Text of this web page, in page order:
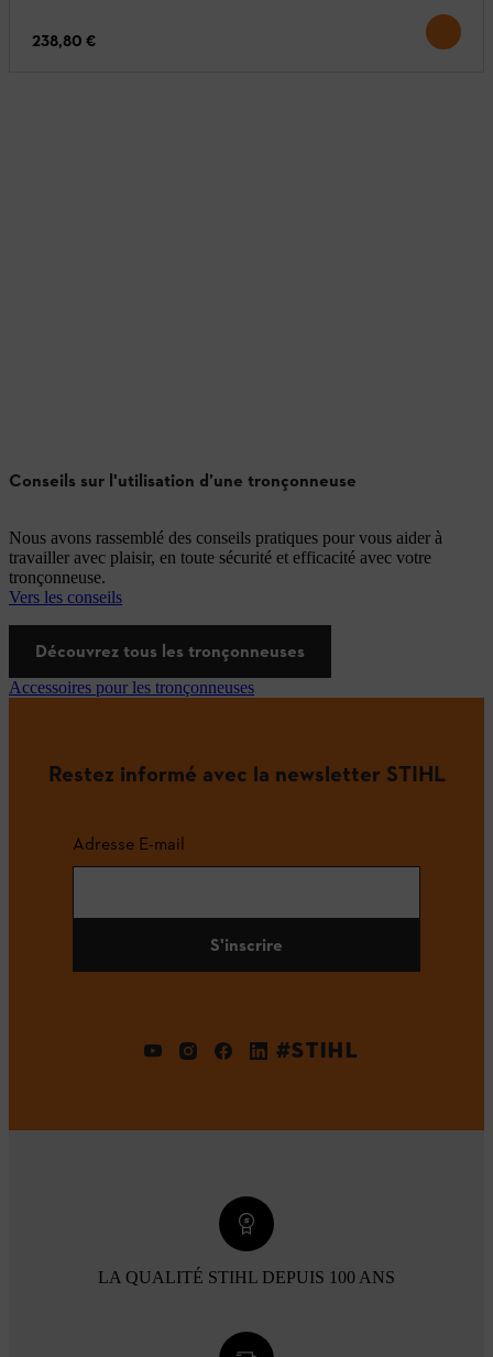
238,80 €
Conseils sur l'utilisation d’une tronçonneuse
Nous avons rassemblé des conseils pratiques pour vous aider à
travailler avec plaisir, en toute sécurité et efficacité avec votre
tronçonneuse.
Vers les conseils
Découvrez tous les tronçonneuses
Accessoires pour les tronçonneuses
Restez informé avec la newsletter STIHL
Adresse E-mail
S'inscrire
#STIHL
LA QUALITÉ STIHL DEPUIS 100 ANS